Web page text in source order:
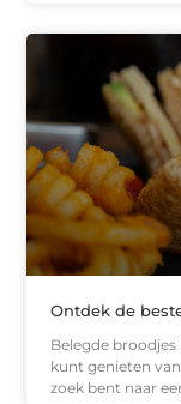
Ontdek de
Belegde
kunt genieten
zoek bent naar